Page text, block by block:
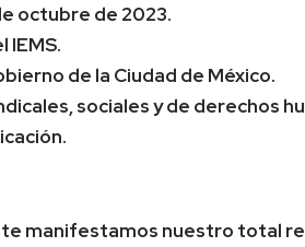
octubre de 2023.
IEMS.
de la Ciudad de México.
sociales y de derechos
manifestamos nuestro total